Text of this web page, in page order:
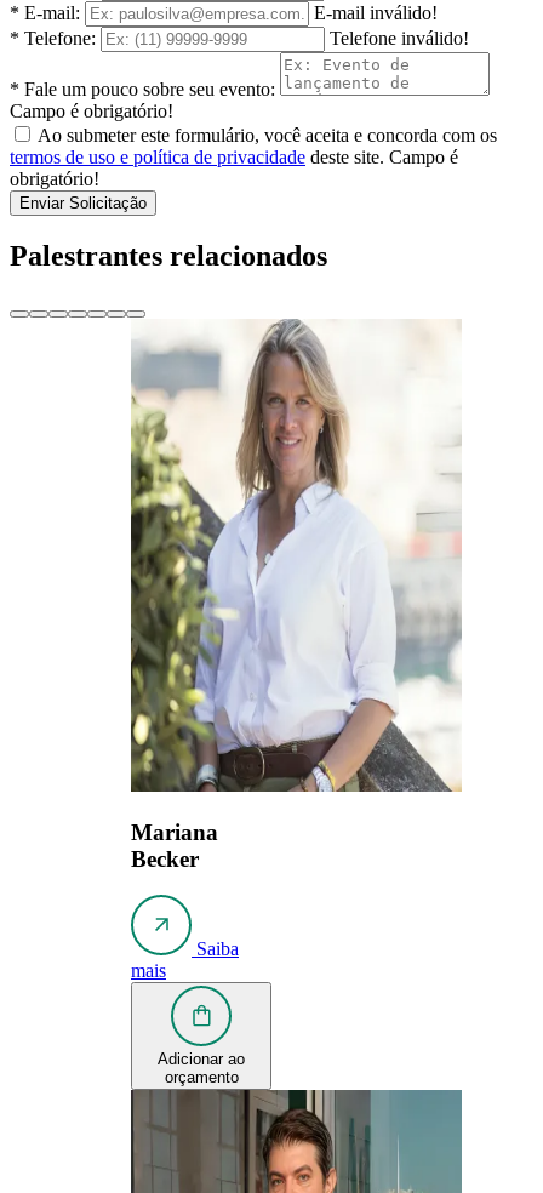
* E-mail:
E-mail inválido!
* Telefone:
Telefone inválido!
* Fale um pouco sobre seu evento:
Campo é obrigatório!
Ao submeter este formulário, você aceita e concorda com os
termos de uso e política de privacidade deste site. Campo é
obrigatório!
Enviar Solicitação
Palestrantes relacionados
Mariana
Becker
Saiba
mais
Adicionar ao
orçamento